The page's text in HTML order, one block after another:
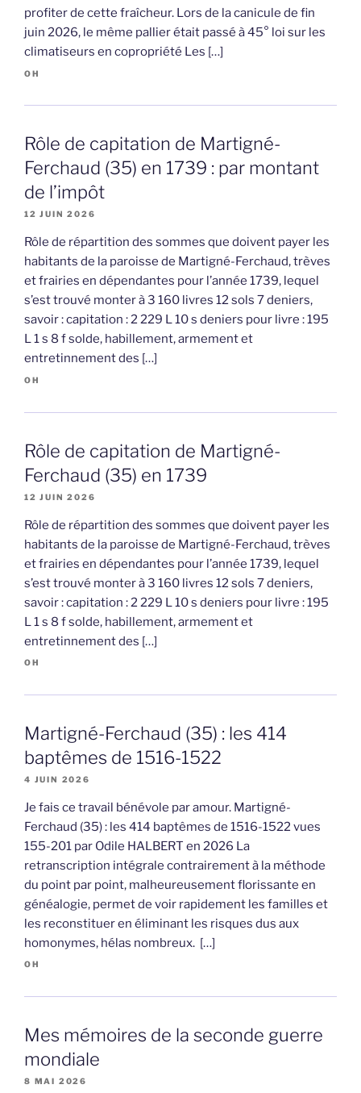
profiter de cette fraîcheur. Lors de la canicule de fin
juin 2026, le même pallier était passé à 45° loi sur les
climatiseurs en copropriété Les […]
OH
Rôle de capitation de Martigné-
Ferchaud (35) en 1739 : par montant
de l’impôt
12 JUIN 2026
Rôle de répartition des sommes que doivent payer les
habitants de la paroisse de Martigné-Ferchaud, trèves
et frairies en dépendantes pour l’année 1739, lequel
s’est trouvé monter à 3 160 livres 12 sols 7 deniers,
savoir : capitation : 2 229 L 10 s deniers pour livre : 195
L 1 s 8 f solde, habillement, armement et
entretinnement des […]
OH
Rôle de capitation de Martigné-
Ferchaud (35) en 1739
12 JUIN 2026
Rôle de répartition des sommes que doivent payer les
habitants de la paroisse de Martigné-Ferchaud, trèves
et frairies en dépendantes pour l’année 1739, lequel
s’est trouvé monter à 3 160 livres 12 sols 7 deniers,
savoir : capitation : 2 229 L 10 s deniers pour livre : 195
L 1 s 8 f solde, habillement, armement et
entretinnement des […]
OH
Martigné-Ferchaud (35) : les 414
baptêmes de 1516-1522
4 JUIN 2026
Je fais ce travail bénévole par amour. Martigné-
Ferchaud (35) : les 414 baptêmes de 1516-1522 vues
155-201 par Odile HALBERT en 2026 La
retranscription intégrale contrairement à la méthode
du point par point, malheureusement florissante en
généalogie, permet de voir rapidement les familles et
les reconstituer en éliminant les risques dus aux
homonymes, hélas nombreux. […]
OH
Mes mémoires de la seconde guerre
mondiale
8 MAI 2026